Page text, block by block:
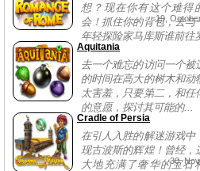
想？现在你有这个难得
会！抓住你的背包，去与
年轻探险家马库斯谁前往
19,
Aquitania
去一个难忘的访问一个被
的时间在高大的树木和动
太害羞，只要第二，和任
的意愿，探讨其可能的...
Cradle of Persia
在引人入胜的解迷游戏中
现古波斯的辉煌！曾经，
大地充满了奢华的宝石
30,